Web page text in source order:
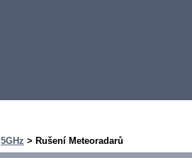
5GHz > Rušení Meteoradarů